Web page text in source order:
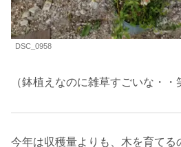
DSC_0958
（鉢植えなのに雑草すごいな・・
今年は収穫量よりも、木を育てる